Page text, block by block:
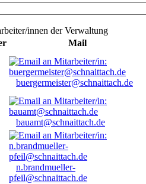
innen der Verwaltung
Mail
buergermeister@schnaittach.de
bauamt@schnaittach.de
n.brandmueller-
pfeil@schnaittach.de